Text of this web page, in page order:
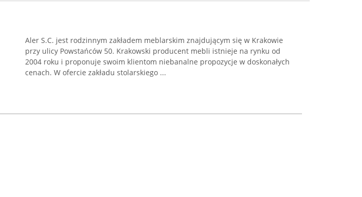
Aler S.C. jest rodzinnym zakładem meblarskim znajdującym się w Krakowie
przy ulicy Powstańców 50. Krakowski producent mebli istnieje na rynku od
2004 roku i proponuje swoim klientom niebanalne propozycje w doskonałych
cenach. W ofercie zakładu stolarskiego ...